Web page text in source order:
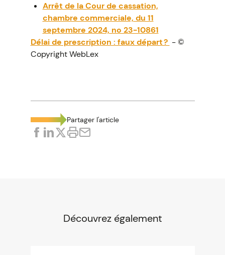
Arrêt de la Cour de cassation,
chambre commerciale, du 11
septembre 2024, no 23-10861
Délai de prescription : faux départ ? - ©
Copyright WebLex
Partager l'article
Découvrez également